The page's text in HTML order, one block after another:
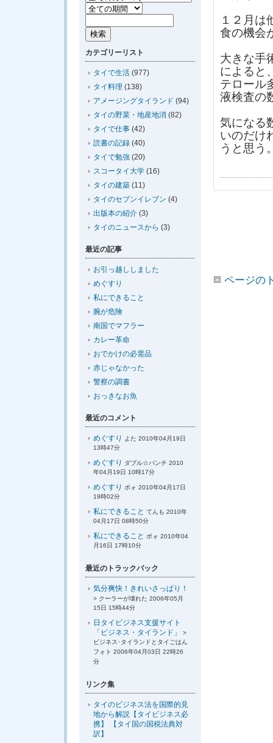
１２月は
食の機会
大きな手
によると
テロール
液検査の
気になる
いのだけ
うと思う
ページの
カテゴリーリスト
タイで生活 (977)
タイ料理 (138)
アメージングタイランド (94)
タイの野菜・地産地消 (82)
タイで仕事 (42)
読書の記録 (40)
タイで勉強 (20)
スコータイ大学 (16)
タイの建築 (11)
タイのセブンイレブン (4)
出版本の紹介 (3)
タイのニュースから (3)
最近の記事
お引っ越ししました
めぐすり
私にできること
腕が危険
南国でマフラー
カレー革命
おでかけの必需品
赤じゃなかった
警察の調書
おっきなお魚
最近のコメント
めぐすり よた 2010年04月19日
13時47分
めぐすり
ダブル☆パンチ 2010
年04月19日 10時17分
めぐすり
ポォ 2010年04月17日
19時02分
私にできること てんも 2010年
04月17日 08時50分
私にできること ポォ 2010年04
月16日 17時10分
最近のトラックバック
気分爽快！きれいさっぱり！
> クーラーが壊れた 2006年05月
15日 15時44分
日タイビジネス支援サイト
「ビジネス・タイランド」
>
ビジネス･タイランドとタイごはん
フォト 2006年04月03日 22時26
分
リンク集
タイのビジネス法を国際的見
地から解説【タイビジネス必
携】 【タイ国の国税法典対
訳】